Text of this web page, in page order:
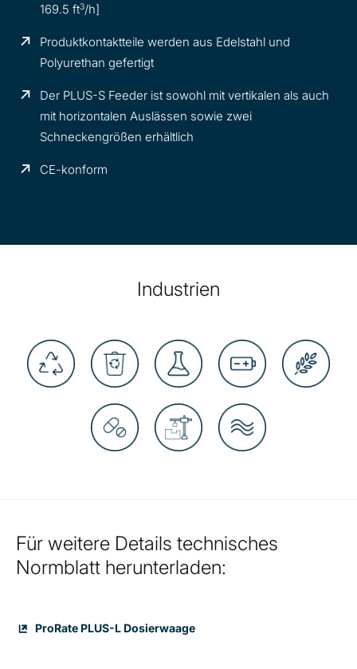
169.5 ft3/h]
Produktkontaktteile werden aus Edelstahl und
Polyurethan gefertigt
Der PLUS-S Feeder ist sowohl mit vertikalen als auch
mit horizontalen Auslässen sowie zwei
Schneckengrößen erhältlich
CE-konform
Industrien
Für weitere Details technisches
Normblatt herunterladen:
ProRate PLUS-L Dosierwaage